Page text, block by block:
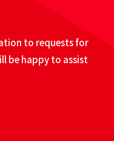
to requests for
be happy to assist